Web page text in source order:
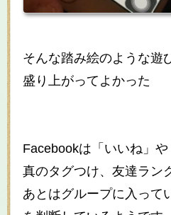
そんな踏み絵のような遊
盛り上がってよかった
Facebookは「いいね」
真のタグつけ、友達ラン
あとはグループに入って